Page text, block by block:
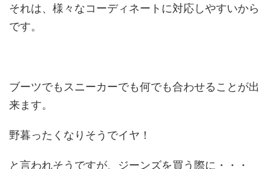
それは、様々なコーディネートに対応しやすいから
です。
ブーツでもスニーカーでも何でも合わせることが出
来ます。
野暮ったくなりそうでイヤ！
と言われそうですが、ジーンズを買う際に・・・